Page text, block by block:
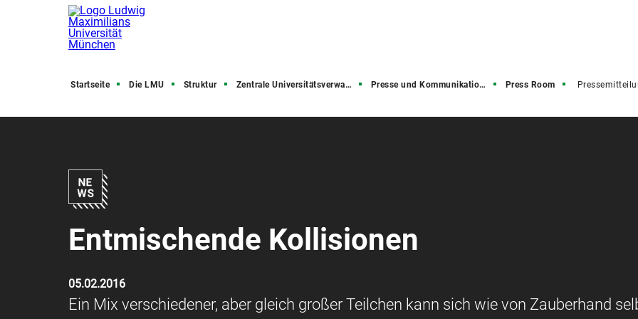
Startseite Die LMU Struktur Zentrale Universitätsverwaltung Presse und Kommunikation (PuK) Press Room
Entmischende Kollisionen
05.02.2016
Ein Mix verschiedener, aber gleich großer Teilchen kann sich wie von Zauberhand